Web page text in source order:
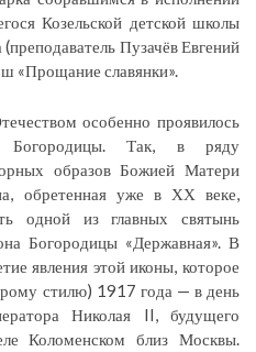
Козельской детской школы
Пузачёв Евгений
«Прощание славянки».
особенно проявилось
Богородицы. Так, в ряду
образов Божией Матери
обретенная уже в ХХ веке,
одной из главных святынь
Богородицы «Державная». В
явления этой иконы, которое
стилю) 1917 года — в день
Николая II, будущего
Коломенском близ Москвы.